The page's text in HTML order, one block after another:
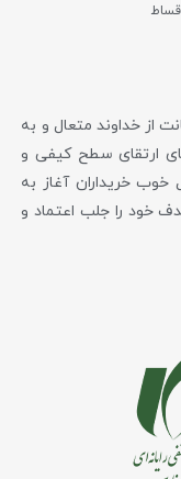
مرکزی در سال 1378 با استعانت از خداوند متعال و به
ارتقای سطح کیفی و
خوب خریداران آغاز به
خود را جلب اعتماد و